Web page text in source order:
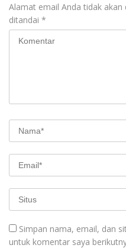
Alamat email Anda tidak akan
ditandai *
Simpan nama, email, dan
untuk komentar saya